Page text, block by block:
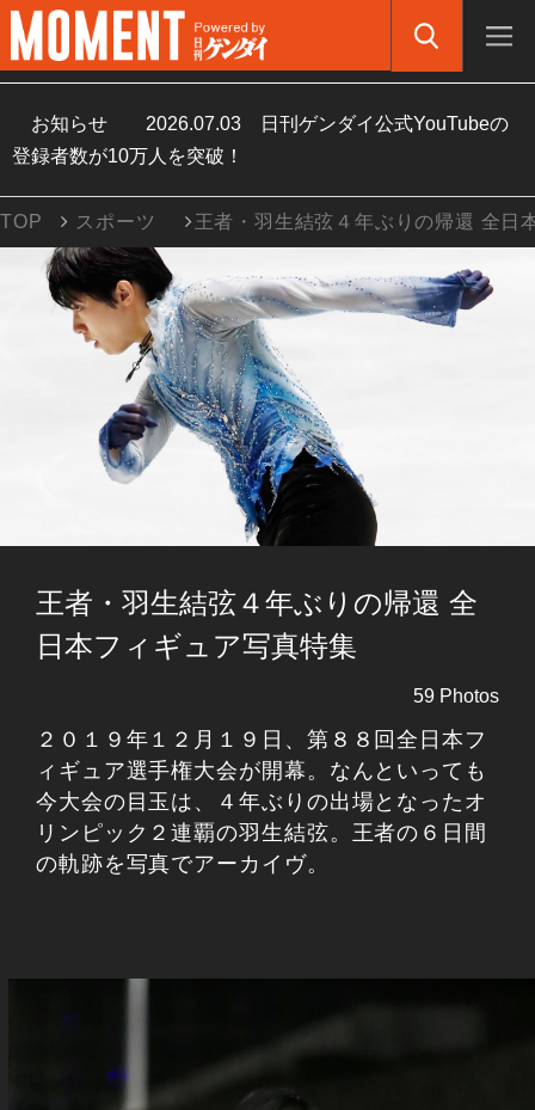
お知らせ 2026.07.03
日刊ゲンダイ公式YouTubeの
登録者数が10万人を突破！
TOP スポーツ 王者・羽生結弦４年ぶりの帰還 全日
王者・羽生結弦４年ぶりの帰還 全
日本フィギュア写真特集
59 Photos
２０１９年１２月１９日、第８８回全日本フ
ィギュア選手権大会が開幕。なんといっても
今大会の目玉は、４年ぶりの出場となったオ
リンピック２連覇の羽生結弦。王者の６日間
の軌跡を写真でアーカイヴ。